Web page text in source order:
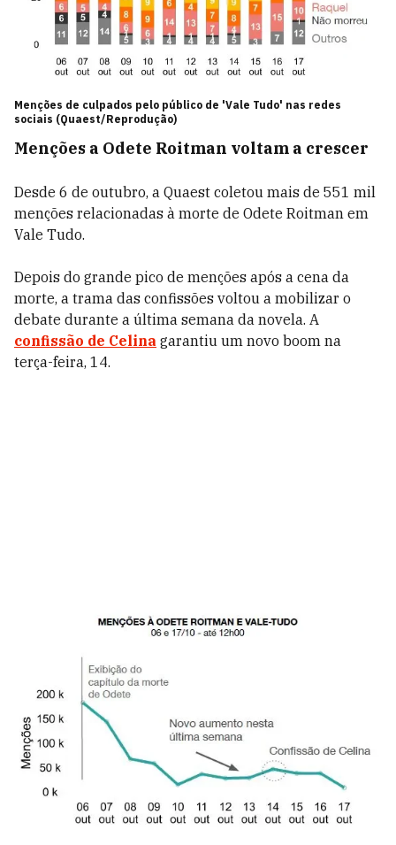
Menções de culpados pelo público de 'Vale Tudo' nas redes
sociais (Quaest/Reprodução)
Menções a Odete Roitman voltam a crescer
Desde 6 de outubro, a Quaest coletou mais de 551 mil
menções relacionadas à morte de Odete Roitman em
Vale Tudo.
Depois do grande pico de menções após a cena da
morte, a trama das confissões voltou a mobilizar o
debate durante a última semana da novela. A
confissão de Celina garantiu um novo boom na
terça-feira, 14.